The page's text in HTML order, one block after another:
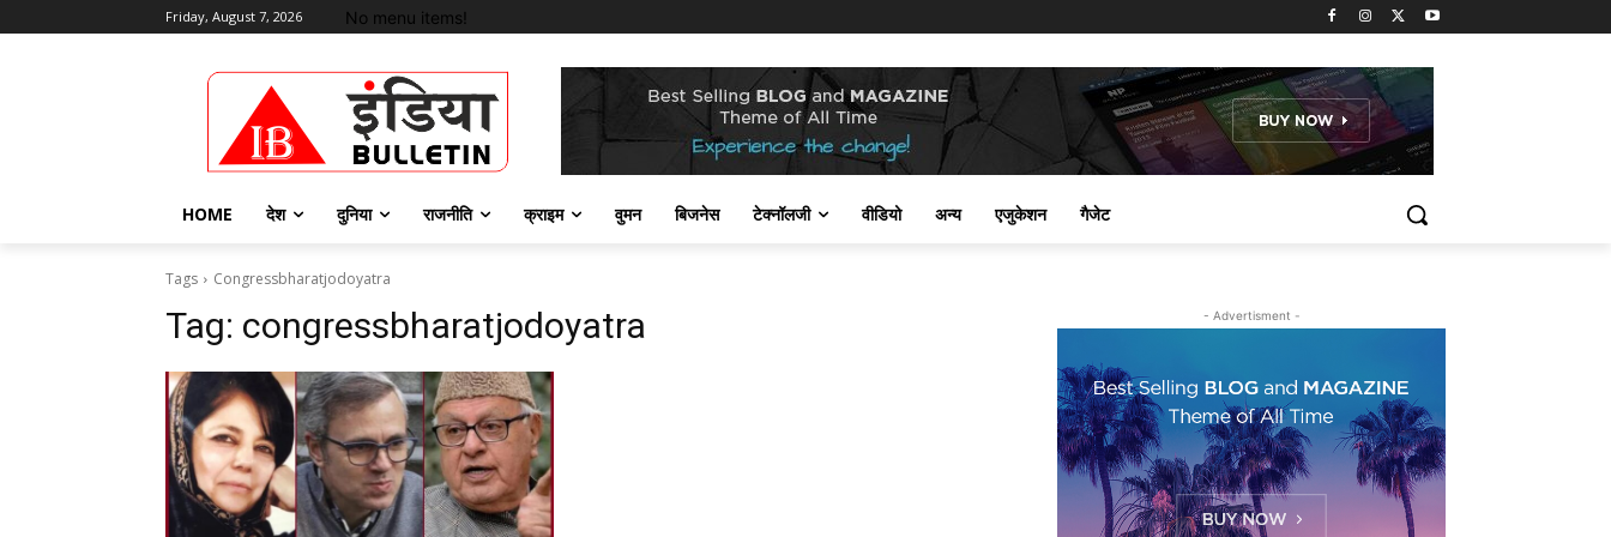
Friday, August 7, 2026 No menu items!
HOME देश दुनिया राजनीति क्राइम वुमन बिजनेस टेक्नॉलजी वीडियो अन्य एजुकेशन गैजेट
Tags Congressbharatjodoyatra
Tag: congressbharatjodoyatra - Advertisment -